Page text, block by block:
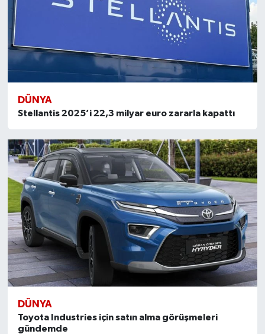
DÜNYA
Stellantis 2025’i 22,3 milyar euro zararla kapattı
DÜNYA
Toyota Industries için satın alma görüşmeleri
gündemde